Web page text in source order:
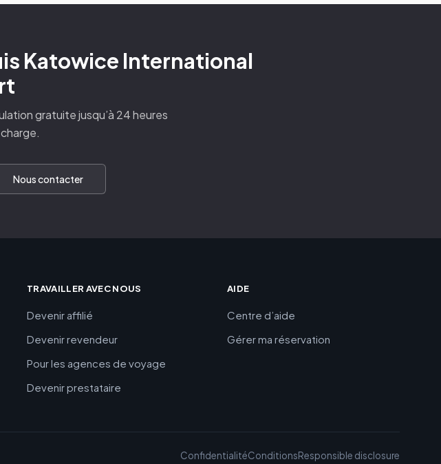
Katowice International
gratuite jusqu’à 24 heures
Nous contacter
TRAVAILLER AVEC NOUS
Devenir affilié
Devenir revendeur
Pour les agences de voyage
Devenir prestataire
AIDE
Centre d’aide
Gérer ma réservation
ConfidentialitéConditionsResponsible disclosure